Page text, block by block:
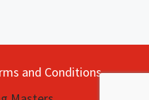
and Conditions